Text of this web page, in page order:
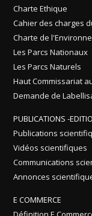
Charte Ethique
Cahier des charges
Charte de
Les Parcs Nationaux
Les Parcs Naturels
Haut Commissariat
Demande de
PUBLICATIONS -
Publications
Vidéos scientifiques
Communications
Annonces
E COMMERCE